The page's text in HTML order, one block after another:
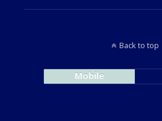
Back to top
Mobile